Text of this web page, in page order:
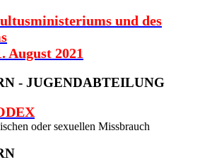
und des
August 2021
- JUGENDABTEILUNG
oder sexuellen Missbrauch